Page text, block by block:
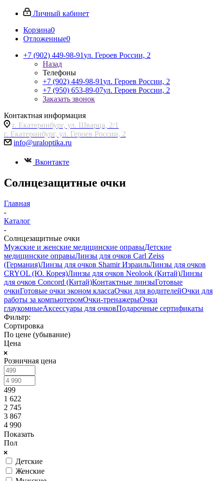
Личный кабинет
Корзина0
Отложенные0
+7 (902) 449-98-91ул. Героев России, 2
Назад
Телефоны
+7 (902) 449-98-91ул. Героев России, 2
+7 (950) 653-89-07ул. Героев России, 2
Заказать звонок
Контактная информация
г. Екатеринбург, ул. Шварца, 2/1
г. Екатеринбург, ул. Героев России, 2
info@uraloptika.ru
Вконтакте
Солнцезащитные очки
Главная
-
Каталог
-
Солнцезащитные очки
Мужские и женские медицинские оправыДетские
медицинские оправыЛинзы для очков Carl Zeiss
(Германия)Линзы для очков Shamir ИзраильЛинзы для очков
CRYOL (Ю. Корея)Линзы для очков Neolook (Китай)Линзы
для очков Concord (Китай)Контактные линзыГотовые
очкиГотовые очки эконом классаОчки для водителейОчки для
работы за компьютеромОчки-тренажерыОчки
глаукомныеАксессуары для очковПодарочные сертификаты
Фильтр:
Сортировка
По цене (убывание)
Цена
Розничная цена
499
1 622
2 745
3 867
4 990
Показать
Пол
Детские
Женские